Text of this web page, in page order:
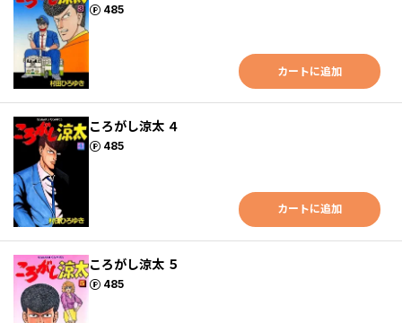
485
ポイント
カートに追加
ころがし涼太 ４
485
ポイント
カートに追加
ころがし涼太 ５
485
ポイント